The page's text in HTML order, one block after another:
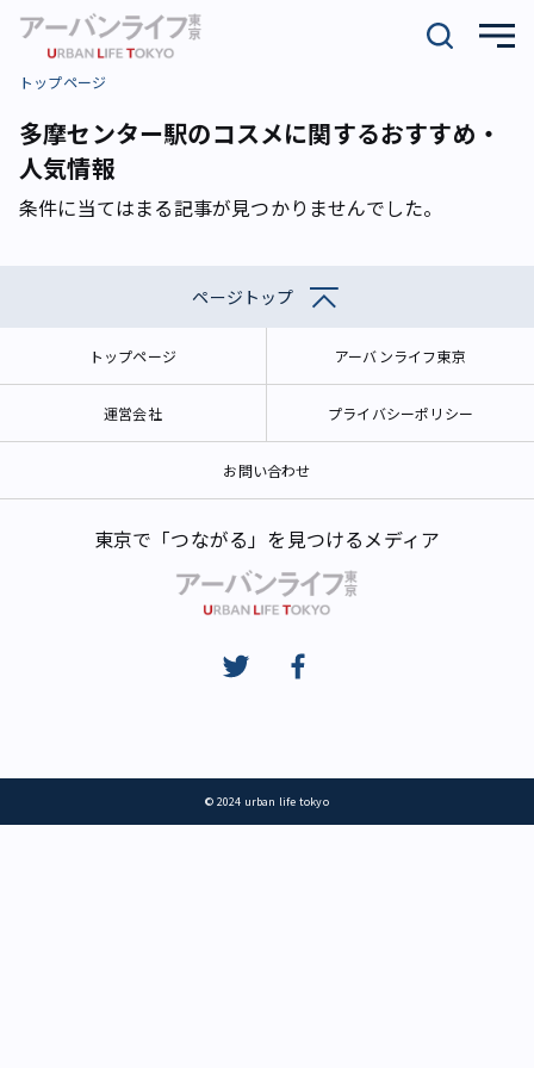
トップページ
多摩センター駅のコスメに関するおすすめ・
人気情報
条件に当てはまる記事が見つかりませんでした。
ページトップ
トップページ アーバンライフ東京
運営会社 プライバシーポリシー
お問い合わせ
東京で「つながる」を見つけるメディア
© 2024 urban life tokyo